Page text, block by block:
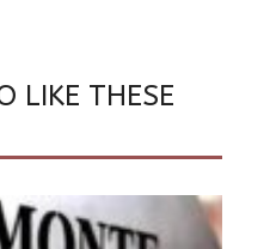
LIKE THESE